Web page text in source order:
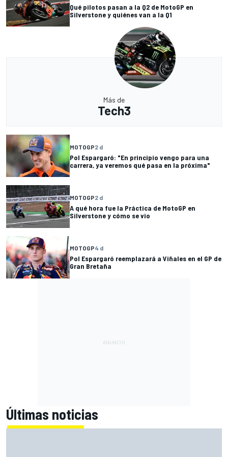
Qué pilotos pasan a la Q2 de MotoGP en
Silverstone y quiénes van a la Q1
Más de
Tech3
MOTOGP2 d
Pol Espargaró: "En principio vengo para una
carrera, ya veremos qué pasa en la próxima"
MOTOGP2 d
A qué hora fue la Práctica de MotoGP en
Silverstone y cómo se vio
MOTOGP4 d
Pol Espargaró reemplazará a Viñales en el GP de
Gran Bretaña
Últimas noticias